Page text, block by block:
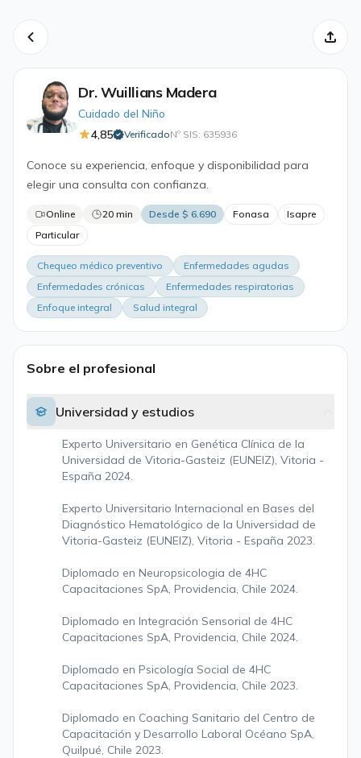
Dr. Wuillians Madera
Cuidado del Niño
4,85
VerificadoNº SIS: 635936·
Conoce su experiencia, enfoque y disponibilidad para
elegir una consulta con confianza.
Online 20 min Desde $ 6.690 Fonasa
Isapre
Particular
Chequeo médico preventivo
Enfermedades agudas
Enfermedades crónicas
Enfermedades respiratorias
Enfoque integral
Salud integral
Sobre el profesional
Universidad y estudios
Experto Universitario en Genética Clínica de la
Universidad de Vitoria-Gasteiz (EUNEIZ), Vitoria -
España 2024.
Experto Universitario Internacional en Bases del
Diagnóstico Hematológico de la Universidad de
Vitoria-Gasteiz (EUNEIZ), Vitoria - España 2023.
Diplomado en Neuropsicologia de 4HC
Capacitaciones SpA, Providencia, Chile 2024.
Diplomado en Integración Sensorial de 4HC
Capacitaciones SpA, Providencia, Chile 2024.
Diplomado en Psicología Social de 4HC
Capacitaciones SpA, Providencia, Chile 2023.
Diplomado en Coaching Sanitario del Centro de
Capacitación y Desarrollo Laboral Océano SpA,
Quilpué, Chile 2023.